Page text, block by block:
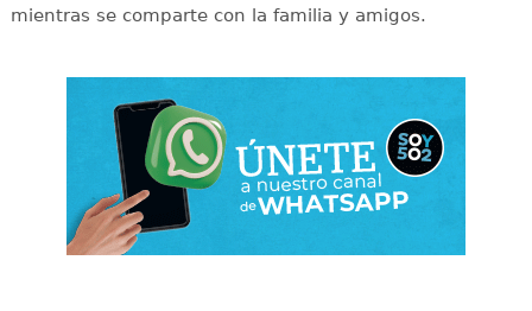
mientras se comparte con la familia y amigos.